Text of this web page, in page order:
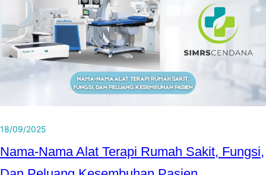
18/09/2025
Nama-Nama Alat Terapi Rumah Sakit, Fungsi,